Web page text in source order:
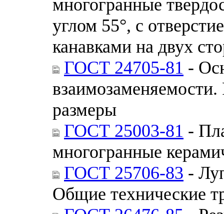
многогранные
углом 55°, с
канавками на двух
ГОСТ 24705-81 -
размеры
ГОСТ 25003-81 -
многогранные
ГОСТ 25706-83 -
Общие технические